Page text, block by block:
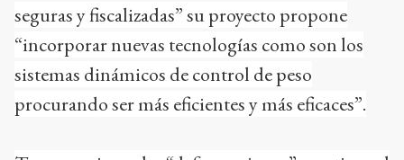
seguras y fiscalizadas” su proyecto propone
“incorporar nuevas tecnologías como son los
sistemas dinámicos de control de peso
procurando ser más eficientes y más eficaces”.